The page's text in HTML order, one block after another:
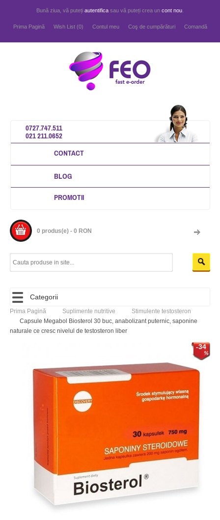
Bună ziua, vă puteți autentifica sau vă puteți crea un cont nou
Prima Pagină Wish List (0) Contul meu Coş de cumpărături Comandă
0727.747.511
021 211.0652
CONTACT
BLOG
PROMOTII
0 produs(e) - 0 RON
Categorii
Prima Pagină Suplimente nutritive
Stimulente testosteron
Capsule Megabol Biosterol 30 buc, anabolizant puternic, saponine
naturale ce cresc nivelul de testosteron liber
-34